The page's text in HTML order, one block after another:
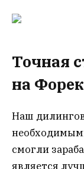
Точная
на
Наш
смогли
является